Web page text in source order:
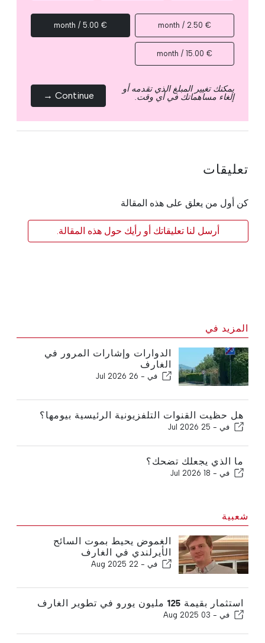
€ 2.50 / month
€ 5.00 / month
€ 15.00 / month
يمكنك تغيير المبلغ الذي تقدمه أو
إلغاء مساهماتك في أي وقت. Continue →
تعليقات
كن أول من يعلق على هذه المقالة
أرسل لنا تعليقاتك أو رأيك حول هذه المقالة.
المزيد في
الدوارات وإشارات المرور في
الغارف
في - 26 Jul 2026
هل حظيت القنوات التلفزيونية الرئيسية بيومها؟
في - 25 Jul 2026
ما الذي يجعلك تضحك؟
في - 18 Jul 2026
شعبية
الغموض يحيط بموت السائح
الأيرلندي في الغارف
في - 22 Aug 2025
استثمار بقيمة 125 مليون يورو في تطوير الغارف
في - 03 Aug 2025